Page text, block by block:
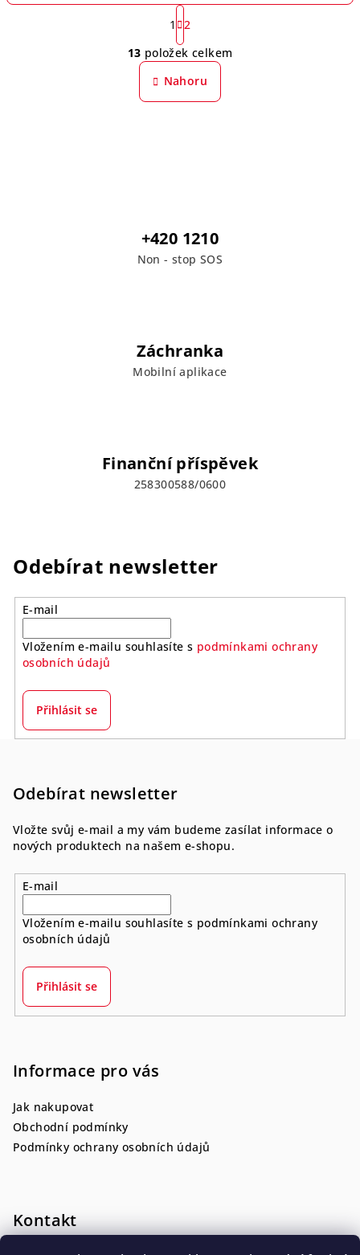
O
v
l
á
k
y
s
u
S
t
r
á
n
k
o
1
2
13 položek celkem
Nahoru
+420 1210
Non - stop SOS
Záchranka
Mobilní aplikace
Finanční příspěvek
258300588/0600
Odebírat newsletter
E-mail
Vložením e-mailu souhlasíte s podmínkami ochrany
osobních údajů
Přihlásit se
Odebírat newsletter
Vložte svůj e-mail a my vám budeme zasílat informace o
nových produktech na našem e-shopu.
E-mail
Vložením e-mailu souhlasíte s podmínkami ochrany
osobních údajů
Přihlásit se
Informace pro vás
Jak nakupovat
Obchodní podmínky
Podmínky ochrany osobních údajů
Kontakt